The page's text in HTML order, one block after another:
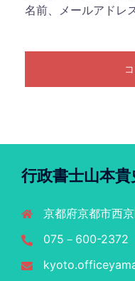
名前、メールアドレ
行政書士山本
京都府京都市西
075－600-2372